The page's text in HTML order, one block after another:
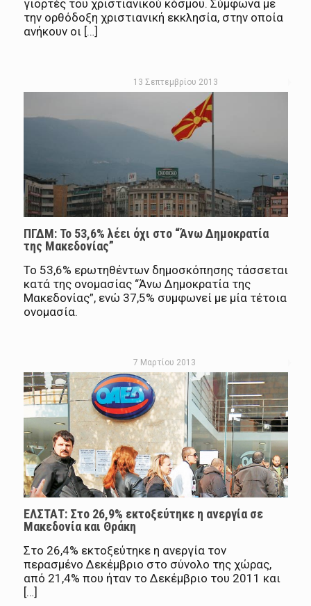
γιορτές του χριστιανικού κόσμου. Σύμφωνα με
την ορθόδοξη χριστιανική εκκλησία, στην οποία
ανήκουν οι […]
13 Σεπτεμβρίου 2013
ΠΓΔΜ: Το 53,6% λέει όχι στο “Άνω Δημοκρατία
της Μακεδονίας”
Το 53,6% ερωτηθέντων δημοσκόπησης τάσσεται
κατά της ονομασίας “Άνω Δημοκρατία της
Μακεδονίας”, ενώ 37,5% συμφωνεί με μία τέτοια
ονομασία.
7 Μαρτίου 2013
ΕΛΣΤΑΤ: Στο 26,9% εκτοξεύτηκε η ανεργία σε
Μακεδονία και Θράκη
Στο 26,4% εκτοξεύτηκε η ανεργία τον
περασμένο Δεκέμβριο στο σύνολο της χώρας,
από 21,4% που ήταν το Δεκέμβριο του 2011 και
[…]